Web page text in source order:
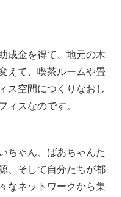
成金を得て、地元の木
えて、喫茶ルームや畳
ス空間につくりなおし
ィスなのです。
ちゃん、ばあちゃんた
、そして自分たちが都
なネットワークから集